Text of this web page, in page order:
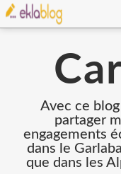
Avec ce
partager
engagements
dans le
que dans les